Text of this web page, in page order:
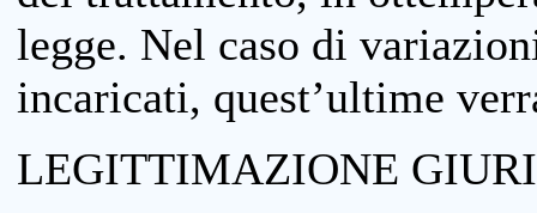
legge. Nel caso di
incaricati, quest’ultime
LEGITTIMAZIONE